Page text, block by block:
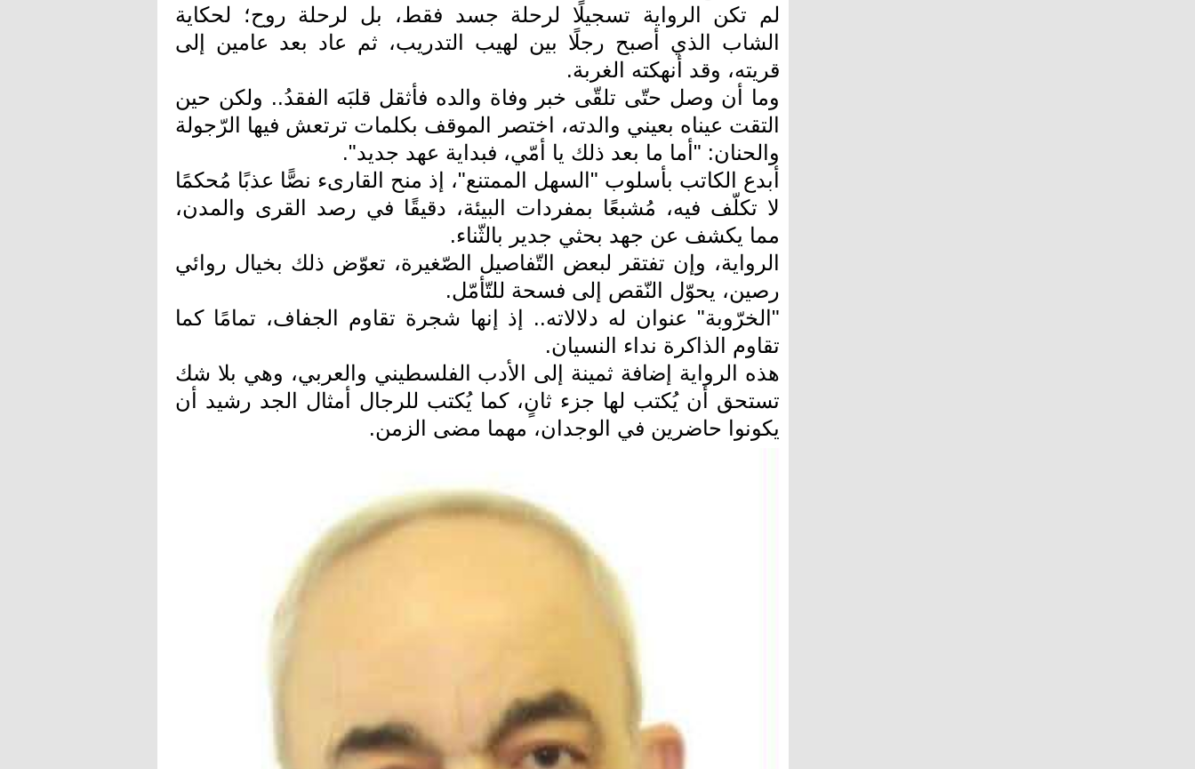
لم تكن الرواية تسجيلًا لرحلة جسد فقط، بل لرحلة روح؛ لحكاية
الشاب الذي أصبح رجلًا بين لهيب التدريب، ثم عاد بعد عامين إلى
قريته، وقد أنهكته الغربة.
وما أن وصل حتّى تلقّى خبر وفاة والده فأثقل قلبَه الفقدُ.. ولكن حين
التقت عيناه بعيني والدته، اختصر الموقف بكلمات ترتعش فيها الرّجولة
والحنان: "أما ما بعد ذلك يا أمّي، فبداية عهد جديد".
أبدع الكاتب بأسلوب "السهل الممتنع"، إذ منح القارىء نصًّا عذبًا مُحكمًا
لا تكلّف فيه، مُشبعًا بمفردات البيئة، دقيقًا في رصد القرى والمدن،
مما يكشف عن جهد بحثي جدير بالثّناء.
الرواية، وإن تفتقر لبعض التّفاصيل الصّغيرة، تعوّض ذلك بخيال روائي
رصين، يحوّل النّقص إلى فسحة للتّأمّل.
"الخرّوبة" عنوان له دلالاته.. إذ إنها شجرة تقاوم الجفاف، تمامًا كما
تقاوم الذاكرة نداء النسيان.
هذه الرواية إضافة ثمينة إلى الأدب الفلسطيني والعربي، وهي بلا شك
تستحق أن يُكتب لها جزء ثانٍ، كما يُكتب للرجال أمثال الجد رشيد أن
يكونوا حاضرين في الوجدان، مهما مضى الزمن.